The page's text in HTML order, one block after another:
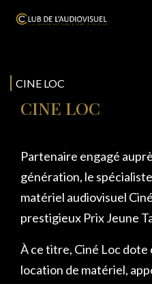
CINE LOC
CINE LOC
Partenaire engagé
génération, le
matériel audiovisuel
prestigieux Prix Jeune
À ce titre, Ciné Loc
location de matériel,